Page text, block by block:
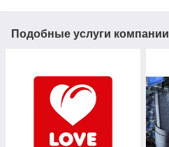
Подобные услуги компании